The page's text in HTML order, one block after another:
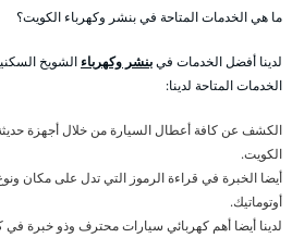
ما هي الخدمات المتاحة في بنشر وكهرباء الكويت؟
لدينا أفضل الخدمات فيبنشر وكهرباء الشويخ
الخدمات المتاحة لدينا:
الكشف عن كافة أعطال السيارة من خلال أجهزة
الكويت.
أيضا الخبرة في قراءة الرموز التي تدل على مكان
أوتوماتيك.
لدينا أيضا أهم كهربائي سيارات محترف وذو خبرة في